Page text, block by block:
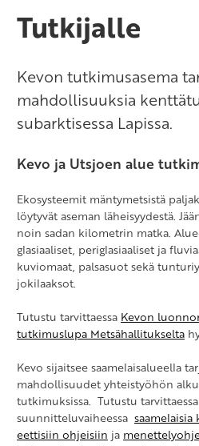
Tutkijalle
Kevon tutkimusasema
mahdollisuuksia
subarktisessa Lapissa.
Kevo ja Utsjoen alue
Ekosysteemit mäntymetsistä
löytyvät aseman läheisyydestä.
noin sadan kilometrin matka.
glasiaaliset, periglasiaaliset ja
kuviomaat, palsasuot sekä
jokilaaksot.
Tutustu tarvittaessa Kevon
tutkimuslupa Metsähallitukselta
Kevo sijaitsee saamelaisalueella
mahdollisuudet yhteistyöhön
tutkimuksissa. Tutustu
suunnitteluvaiheessa
eettisiin ohjeisiin ja